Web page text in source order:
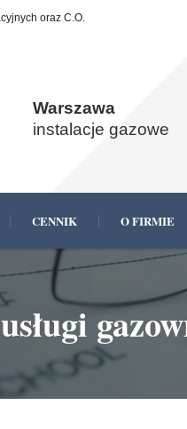
oraz C.O.
Warszawa
instalacje gazowe
CENNIK O FIRMIE